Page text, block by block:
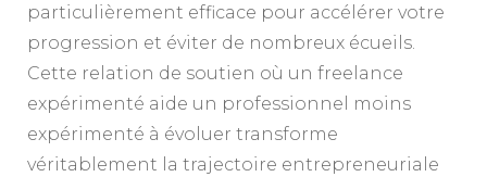
particulièrement efficace pour accélérer votre
progression et éviter de nombreux écueils.
Cette relation de soutien où un freelance
expérimenté aide un professionnel moins
expérimenté à évoluer transforme
véritablement la trajectoire entrepreneuriale